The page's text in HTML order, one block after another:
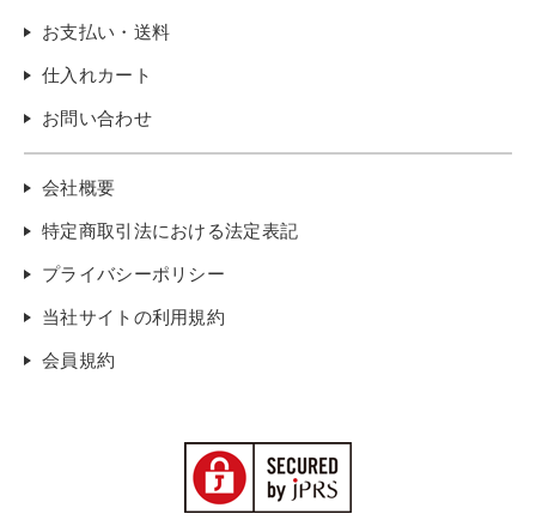
お支払い・送料
仕入れカート
お問い合わせ
会社概要
特定商取引法における法定表記
プライバシーポリシー
当社サイトの利用規約
会員規約